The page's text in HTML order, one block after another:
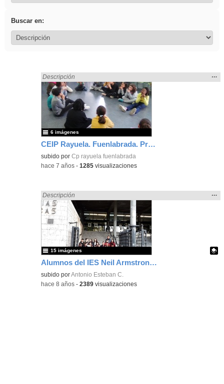
Buscar en:
CEIP Rayuela. Fuenlabrada. Proyecto Erasmus-Plus, Escuela de Familias.
Encontrado «Experiencias» en:
Descripción
la
…
subido porCp rayuela fuenlabrada
6 imágenes
-hace 7 años -1285 visualizaciones
Alumnos del IES Neil Armstrong de Valdemoro en la Facultad de Biológicas. UCM. Semana de la Ciencia. Taller de bioquímica "pon un bioquímico en tu cocina".
Encontrado «Experiencias» en:
Descripción
la
…
Contenido educativo.
subido porAntonio Esteban C.
15 imágenes
-hace 8 años -2389 visualizaciones